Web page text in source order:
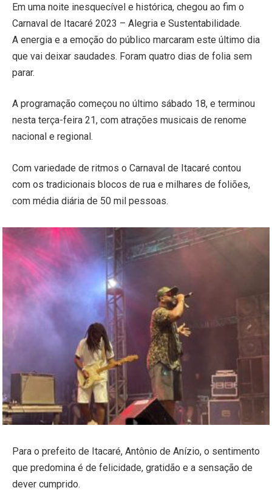
Em uma noite inesquecível e histórica, chegou ao fim o
Carnaval de Itacaré 2023 – Alegria e Sustentabilidade.
A energia e a emoção do público marcaram este último dia
que vai deixar saudades. Foram quatro dias de folia sem
parar.
A programação começou no último sábado 18, e terminou
nesta terça-feira 21, com atrações musicais de renome
nacional e regional.
Com variedade de ritmos o Carnaval de Itacaré contou
com os tradicionais blocos de rua e milhares de foliões,
com média diária de 50 mil pessoas.
Para o prefeito de Itacaré, Antônio de Anízio, o sentimento
que predomina é de felicidade, gratidão e a sensação de
dever cumprido.